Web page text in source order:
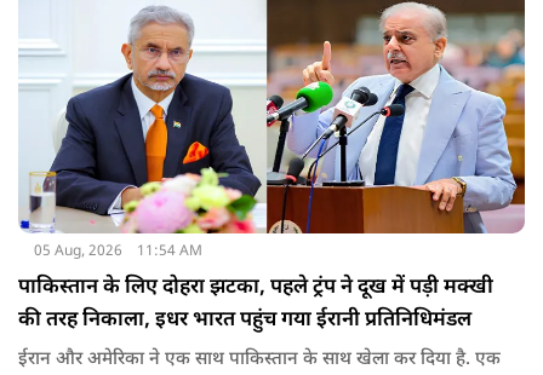
05 Aug, 2026 11:54 AM
पाकिस्तान के लिए दोहरा झटका, पहले ट्रंप ने दूख में पड़ी मक्खी
की तरह निकाला, इधर भारत पहुंच गया ईरानी प्रतिनिधिमंडल
ईरान और अमेरिका ने एक साथ पाकिस्तान के साथ खेला कर दिया है. एक